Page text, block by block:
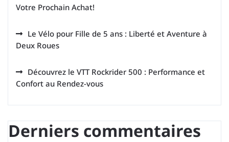
Votre Prochain Achat!
Le Vélo pour Fille de 5 ans : Liberté et Aventure à
Deux Roues
Découvrez le VTT Rockrider 500 : Performance et
Confort au Rendez-vous
Derniers commentaires